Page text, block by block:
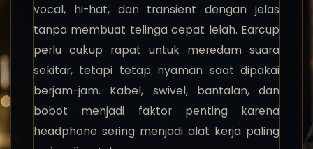
vocal, hi-hat, dan transient dengan jelas
tanpa membuat telinga cepat lelah. Earcup
perlu cukup rapat untuk meredam suara
sekitar, tetapi tetap nyaman saat dipakai
berjam-jam. Kabel, swivel, bantalan, dan
bobot menjadi faktor penting karena
headphone sering menjadi alat kerja paling